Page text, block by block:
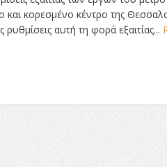
κορεσμένο κέντρο της
ρυθμίσεις αυτή τη φορά εξαιτίας...